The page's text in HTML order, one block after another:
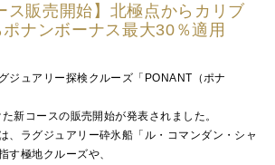
ス販売開始】北極点からカリブ
ナンボーナス最大30％適用
ジュアリー探検クルーズ「PONANT（ポナ
新コースの販売開始が発表されました。
、ラグジュアリー砕氷船「ル・コマンダン・シャ
す極地クルーズや、